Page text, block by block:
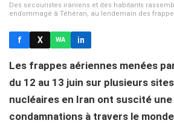
Des secouristes iraniens et des habitants
endommagé à Téhéran, au lendemain des
f X WA in
Les frappes aériennes menées
du 12 au 13 juin sur plusieurs
nucléaires en Iran ont suscité une
condamnations à travers le